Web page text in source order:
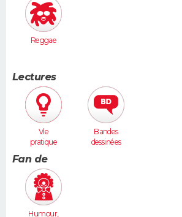
Reggae
Lectures
Vie
pratique
Bandes
dessinées
Fan de
Humour,